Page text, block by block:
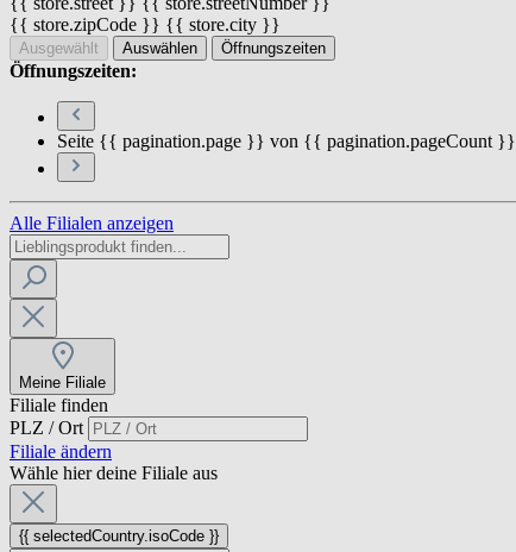
{{ store.zipCode }} {{ store.city }}
Ausgewählt Auswählen Öffnungszeiten
Öffnungszeiten:
Seite {{ pagination.page }} von {{ pagination.pageCount }}
Alle Filialen anzeigen
Meine Filiale
Filiale finden
PLZ / Ort
Filiale ändern
Wähle hier deine Filiale aus
{{ selectedCountry.isoCode }}